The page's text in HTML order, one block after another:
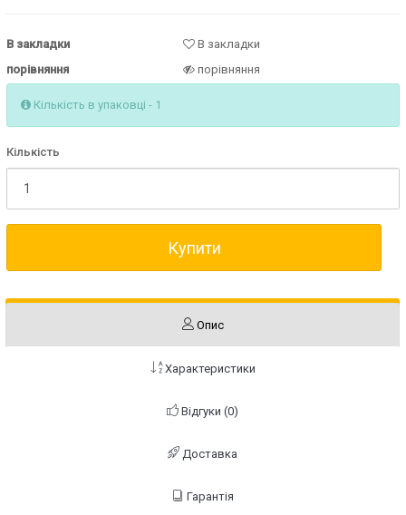
В закладки
В закладки
порівняння
порівняння
Кількість в упаковці - 1
Кількість
Купити
Опис
Характеристики
Відгуки (0)
Доставка
Гарантія